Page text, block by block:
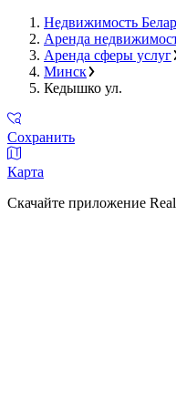
Недвижимость
Аренда
Аренда сферы услуг
Минск
Кедышко ул.
Сохранить
Карта
Скачайте приложение